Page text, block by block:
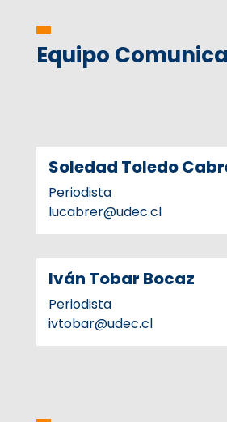
Equipo
Soledad Toledo
Periodista
lucabrer@udec.cl
Iván Tobar Bocaz
Periodista
ivtobar@udec.cl